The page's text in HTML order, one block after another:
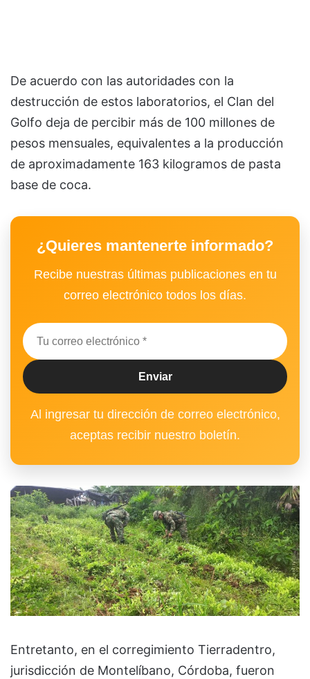
De acuerdo con las autoridades con la
destrucción de estos laboratorios, el Clan del
Golfo deja de percibir más de 100 millones de
pesos mensuales, equivalentes a la producción
de aproximadamente 163 kilogramos de pasta
base de coca.
¿Quieres mantenerte informado?
Recibe nuestras últimas publicaciones en tu
correo electrónico todos los días.
Al ingresar tu dirección de correo electrónico,
aceptas recibir nuestro boletín.
Entretanto, en el corregimiento Tierradentro,
jurisdicción de Montelíbano, Córdoba, fueron